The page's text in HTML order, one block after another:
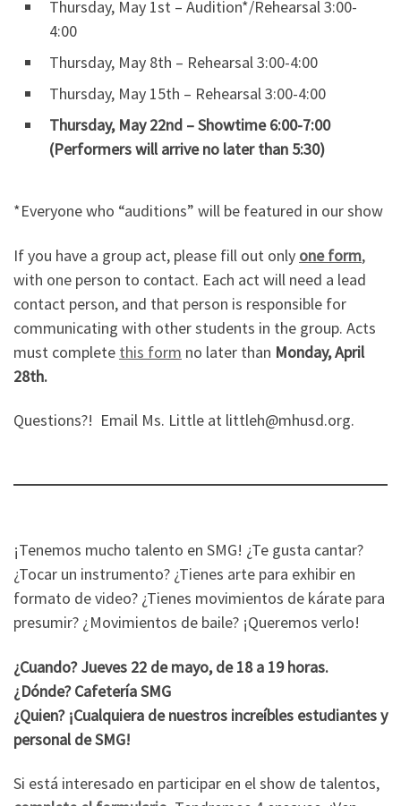
Thursday, May 1st – Audition*/Rehearsal 3:00-
4:00
Thursday, May 8th – Rehearsal 3:00-4:00
Thursday, May 15th – Rehearsal 3:00-4:00
Thursday, May 22nd – Showtime 6:00-7:00
(Performers will arrive no later than 5:30)
*Everyone who “auditions” will be featured in our show
If you have a group act, please fill out only one form,
with one person to contact. Each act will need a lead
contact person, and that person is responsible for
communicating with other students in the group. Acts
must complete this form no later than Monday, April
28th.
Questions?! Email Ms. Little at littleh@mhusd.org.
¡Tenemos mucho talento en SMG! ¿Te gusta cantar?
¿Tocar un instrumento? ¿Tienes arte para exhibir en
formato de video? ¿Tienes movimientos de kárate para
presumir? ¿Movimientos de baile? ¡Queremos verlo!
¿Cuando? Jueves 22 de mayo, de 18 a 19 horas.
¿Dónde? Cafetería SMG
¿Quien? ¡Cualquiera de nuestros increíbles estudiantes y
personal de SMG!
Si está interesado en participar en el show de talentos,